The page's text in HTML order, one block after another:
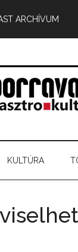
ARCHÍVUM
KULTÚRA